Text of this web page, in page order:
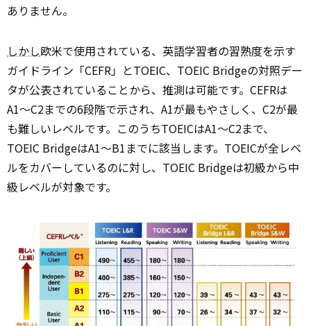
ありません。
しかし欧米で使用されている、英語学習者の習熟度を示す
ガイドライン「CEFR」とTOEIC、TOEIC Bridgeの対照デー
タが公表されていることから、推測は可能です。CEFRは
A1〜C2までの6段階で示され、A1が最もやさしく、C2が最
も難しいレベルです。このうちTOEICはA1〜C2まで、
TOEIC BridgeはA1〜B1までに該当します。TOEICが全レベ
ルをカバーしているのに対し、TOEIC Bridgeは初級から中
級レベルが対象です。